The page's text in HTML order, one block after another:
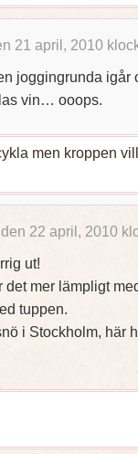
21 april, 2010
joggingrunda igår
vin… ooops.
men kroppen
22 april, 2010
ut!
mer lämpligt
tuppen.
i Stockholm, här